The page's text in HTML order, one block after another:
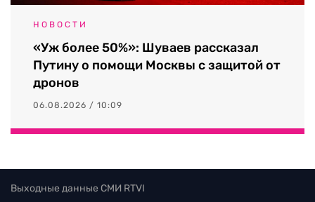
НОВОСТИ
«Уж более 50%»: Шуваев рассказал
Путину о помощи Москвы с защитой от
дронов
06.08.2026 / 10:09
Выходные данные СМИ RTVI